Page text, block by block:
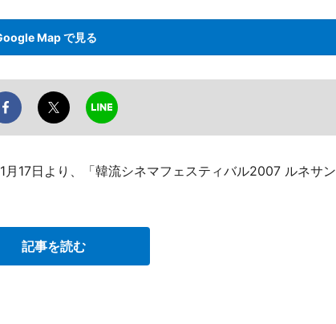
Map で見る
17日より、「韓流シネマフェスティバル2007 ルネサン
記事を読む